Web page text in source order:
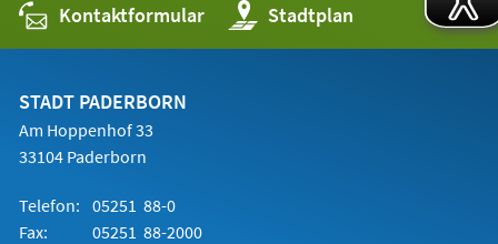
Kontaktformular Stadtplan
(Öffnet
in
einem
STADT PADERBORN
Am Hoppenhof 33
33104 Paderborn
Telefon: 05251 88-0
Fax:
05251 88-2000